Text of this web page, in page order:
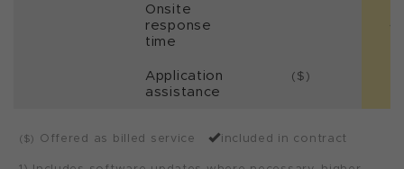
Onsite
response
time
Application
assistance
($)
($) Offered as billed service included in contract